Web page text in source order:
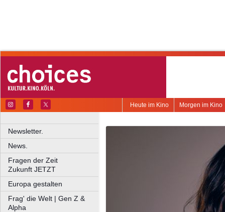
Morgen im Kino
Heute im Kino
Newsletter.
News.
Fragen der Zeit
Zukunft JETZT
Europa gestalten
Frag' die Welt | Gen Z &
Alpha